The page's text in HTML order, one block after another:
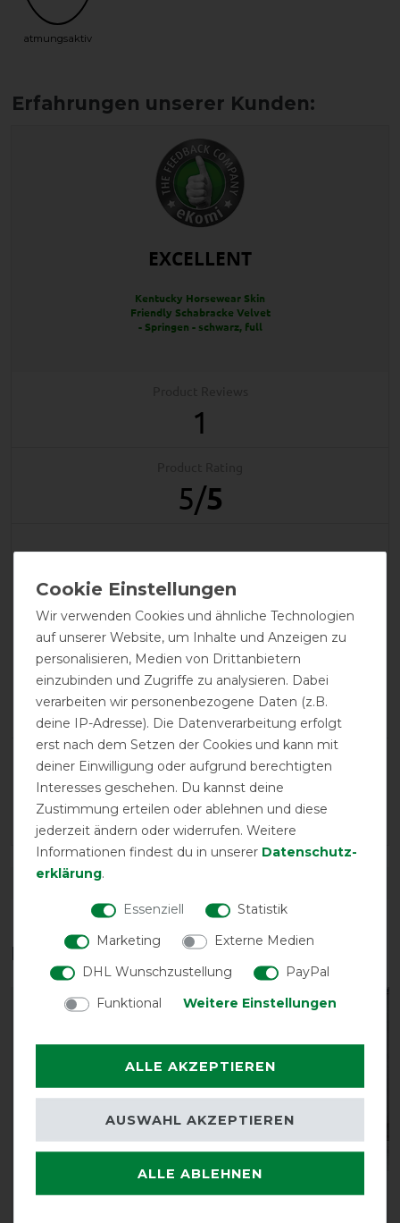
atmungsaktiv
EXCELLENT
Kentucky Horsewear Skin
Friendly Schabracke Velvet
- Springen - schwarz, full
1
5/5
calculated from 1 customer reviews
Positive
100%
Neutral
0%
Negative
0%
LATEST REVIEWS
10.01.2025
Tolle Qualität und sieht sehr edel aus
DETAILS ZUR PRODUKTSICHERHEIT
Das perfekte Zubehör für dich
Kentucky Horsewear
Kentucky Horsewear
Wir verwenden Cookies und ähnliche Technologien
auf unserer Website, um Inhalte und Anzeigen zu
personalisieren, Medien von Drittanbietern
einzubinden und Zugriffe zu analysieren. Dabei
verarbeiten wir personenbezogene Daten (z.B.
deine IP-Adresse). Die Datenverarbeitung erfolgt
erst nach dem Setzen der Cookies und kann mit
deiner Einwilligung oder aufgrund berechtigten
Interesses geschehen. Du kannst deine
Zustimmung erteilen oder ablehnen und diese
jederzeit ändern oder widerrufen. Weitere
Informationen findest du in unserer Daten­schutz­
erklärung.
Essenziell
Statistik
Marketing
Externe Medien
DHL Wunschzustellung
PayPal
Funktional
Weitere Einstellungen
ALLE AKZEPTIEREN
ALLE ABLEHNEN
AUSWAHL AKZEPTIEREN